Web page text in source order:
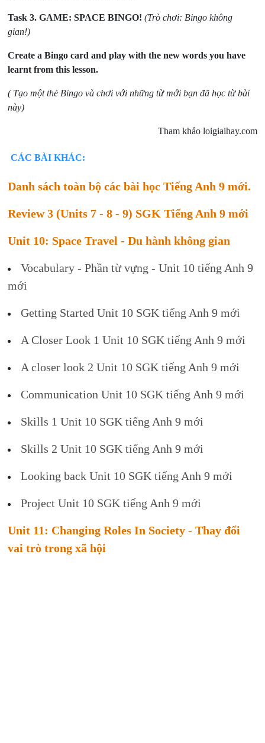
Task 3. GAME: SPACE BINGO!(Trò chơi: Bingo không
gian!)
Create a Bingo card and play with the new words you have
learnt from this lesson.
( Tạo một thẻ Bingo và chơi với những từ mới bạn đã học từ bài
này)
Tham khảo loigiaihay.com
CÁC BÀI KHÁC:
Danh sách toàn bộ các bài học Tiếng Anh 9 mới.
Review 3 (Units 7 - 8 - 9) SGK Tiếng Anh 9 mới
Unit 10: Space Travel - Du hành không gian
Vocabulary - Phần từ vựng - Unit 10 tiếng Anh 9
mới
Getting Started Unit 10 SGK tiếng Anh 9 mới
A Closer Look 1 Unit 10 SGK tiếng Anh 9 mới
A closer look 2 Unit 10 SGK tiếng Anh 9 mới
Communication Unit 10 SGK tiếng Anh 9 mới
Skills 1 Unit 10 SGK tiếng Anh 9 mới
Skills 2 Unit 10 SGK tiếng Anh 9 mới
Looking back Unit 10 SGK tiếng Anh 9 mới
Project Unit 10 SGK tiếng Anh 9 mới
Unit 11: Changing Roles In Society - Thay đổi
vai trò trong xã hội